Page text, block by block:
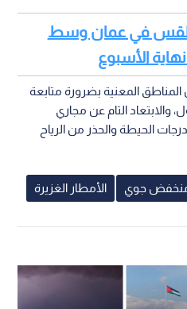
الطقس في عمان وسط
الأسبوع
المعنية بضرورة متابعة
والابتعاد التام عن مجاري
الحيطة والحذر من الرياح
جوي الأمطار الغزيرة